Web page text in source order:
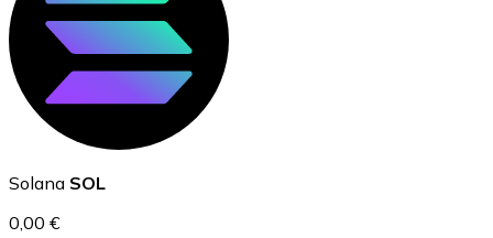
USD Coin
USDC
Solana SOL
0,00 €